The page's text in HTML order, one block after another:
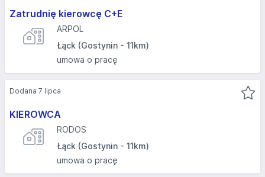
Zatrudnię kierowcę C+E
ARPOL
Łąck (Gostynin - 11km)
umowa o pracę
KIEROWCA
RODOS
Łąck (Gostynin - 11km)
umowa o pracę
Dodana 7 lipca